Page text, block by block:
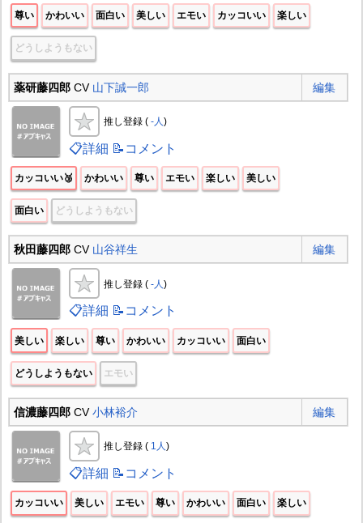
尊い かわいい 面白い 美しい エモい カッコいい 楽しい
どうしようもない
薬研藤四郎CV 山下誠一郎 編集
推し登録 ( -人)
📋詳細 📝コメント
カッコいい🥉 かわいい 尊い エモい 楽しい 美しい
面白い どうしようもない
秋田藤四郎CV 山谷祥生 編集
推し登録 ( -人 )
📋詳細 📝コメント
美しい 楽しい 尊い かわいい カッコいい 面白い
どうしようもない エモい
信濃藤四郎CV小林裕介 編集
推し登録 ( 1人)
📋詳細 📝コメント
カッコいい 美しい エモい 尊い かわいい 面白い 楽しい